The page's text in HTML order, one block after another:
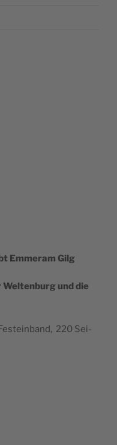
Emmer­am Gilg
Wel­ten­burg und die
220 Sei­